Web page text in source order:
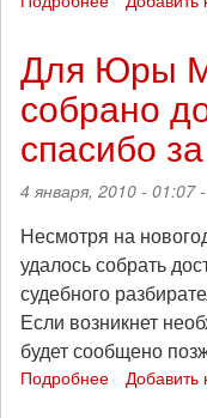
-
бороться
с
системой"
письмо
Артура
Для Юры
собрано
спасибо
4 января, 2010 - 01:07 -
Несмотря на
удалось собрать
судебного
Если возникнет
будет сообщено
Подробнее Добавить